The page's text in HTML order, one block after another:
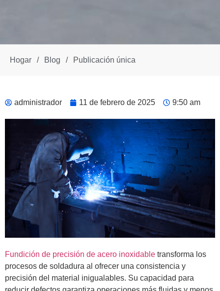
Hogar / Blog / Publicación única
administrador 11 de febrero de 2025 9:50 am
Fundición de precisión de acero inoxidable transforma los
procesos de soldadura al ofrecer una consistencia y
precisión del material inigualables. Su capacidad para